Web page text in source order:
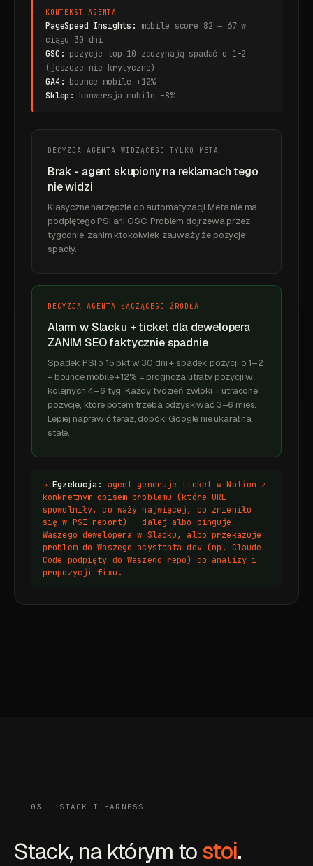
KONTEKST AGENTA
PageSpeed Insights:
mobile score 82 → 67 w
ciągu 30 dni
GSC: pozycje top 10 zaczynają spadać o 1–2
(jeszcze nie krytyczne)
GA4: bounce mobile +12%
Sklep:
konwersja mobile -8%
DECYZJA AGENTA WIDZĄCEGO TYLKO META
Brak - agent skupiony na reklamach tego
nie widzi
Klasyczne narzędzie do automatyzacji Meta nie ma
podpiętego PSI ani GSC. Problem dojrzewa przez
tygodnie, zanim ktokolwiek zauważy że pozycje
spadły.
DECYZJA AGENTA ŁĄCZĄCEGO ŹRÓDŁA
Alarm w Slacku + ticket dla dewelopera
ZANIM SEO faktycznie spadnie
Spadek PSI o 15 pkt w 30 dni + spadek pozycji o 1–2
+ bounce mobile +12% = prognoza utraty pozycji w
kolejnych 4–6 tyg. Każdy tydzień zwłoki = utracone
pozycje, które potem trzeba odzyskiwać 3–6 mies.
Lepiej naprawić teraz, dopóki Google nie ukarał na
stałe.
→Egzekucja:
agent generuje ticket w Notion z
konkretnym opisem problemu (które URL
spowolniły, co waży najwięcej, co zmieniło
się w PSI report) - dalej albo pinguje
Waszego dewelopera w Slacku, albo przekazuje
problem do Waszego asystenta dev (np. Claude
Code podpięty do Waszego repo) do analizy i
propozycji fixu.
03 - STACK I HARNESS
Stack, na którym tostoi.